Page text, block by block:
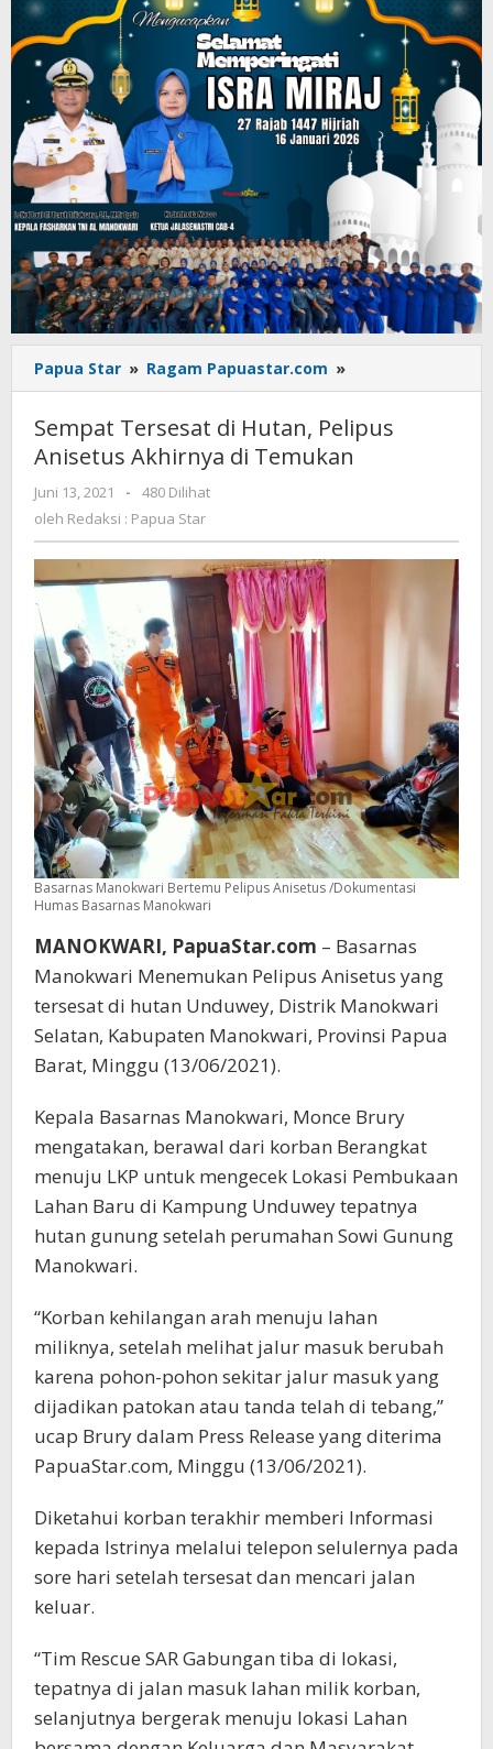
Papua Star » Ragam Papuastar.com »
Tersesat
Hutan,
Pelipus
Sempat Tersesat di Hutan, Pelipus
Anisetus Akhirnya di Temukan
Juni 13, 2021
oleh
Redaksi
Star
-
480 Dilihat
oleh Redaksi : Papua Star
Basarnas Manokwari Bertemu Pelipus Anisetus /Dokumentasi
Humas Basarnas Manokwari
MANOKWARI, PapuaStar.com – Basarnas
Manokwari Menemukan Pelipus Anisetus yang
tersesat di hutan Unduwey, Distrik Manokwari
Selatan, Kabupaten Manokwari, Provinsi Papua
Barat, Minggu (13/06/2021).
Kepala Basarnas Manokwari, Monce Brury
mengatakan, berawal dari korban Berangkat
menuju LKP untuk mengecek Lokasi Pembukaan
Lahan Baru di Kampung Unduwey tepatnya
hutan gunung setelah perumahan Sowi Gunung
Manokwari.
“Korban kehilangan arah menuju lahan
miliknya, setelah melihat jalur masuk berubah
karena pohon-pohon sekitar jalur masuk yang
dijadikan patokan atau tanda telah di tebang,”
ucap Brury dalam Press Release yang diterima
PapuaStar.com, Minggu (13/06/2021).
Diketahui korban terakhir memberi Informasi
kepada Istrinya melalui telepon selulernya pada
sore hari setelah tersesat dan mencari jalan
keluar.
“Tim Rescue SAR Gabungan tiba di lokasi,
tepatnya di jalan masuk lahan milik korban,
selanjutnya bergerak menuju lokasi Lahan